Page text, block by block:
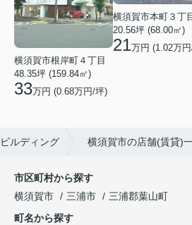
横須賀市根岸町４丁目
48.35坪 (159.84㎡)
33万円 (0.68万円/坪)
横須賀市本町３丁
20.56坪 (68.00㎡)
21万円 (1.02万
ルディング 横須賀市の店舗(賃貸)
市区町村から探す
横須賀市
三浦市
三浦郡葉山町
町名から探す